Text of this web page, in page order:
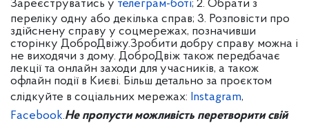
Зареєструватись у телеграм-боті; 2. Обрати з
переліку одну або декілька справ; 3. Розповісти про
здійснену справу у соцмережах, позначивши
сторінку ДоброДвіжу.Зробити добру справу можна і
не виходячи з дому. ДоброДвіж також передбачає
лекції та онлайн заходи для учасників, а також
офлайн події в Києві. Більш детально за проєктом
слідкуйте в соціальних мережах: Instagram,
Facebook.Не пропусти можливість перетворити свій